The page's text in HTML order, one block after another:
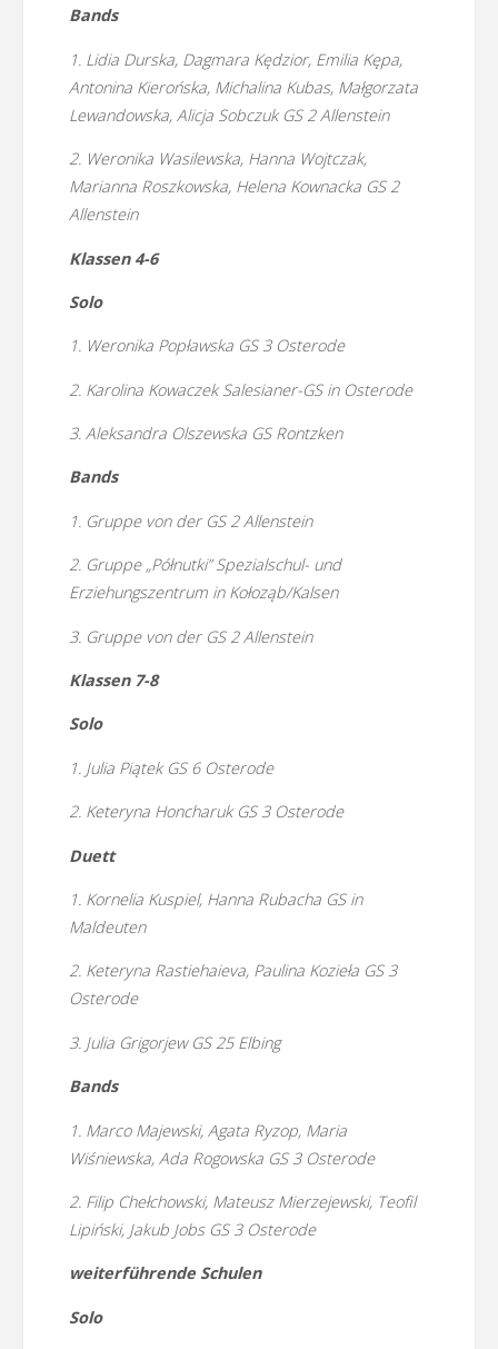
Bands
1. Lidia Durska, Dagmara Kędzior, Emilia Kępa,
Antonina Kierońska, Michalina Kubas, Małgorzata
Lewandowska, Alicja Sobczuk GS 2 Allenstein
2. Weronika Wasilewska, Hanna Wojtczak,
Marianna Roszkowska, Helena Kownacka GS 2
Allenstein
Klassen 4-6
Solo
1. Weronika Popławska GS 3 Osterode
2. Karolina Kowaczek Salesianer-GS in Osterode
3. Aleksandra Olszewska GS Rontzken
Bands
1. Gruppe von der GS 2 Allenstein
2. Gruppe „Półnutki” Spezialschul- und
Erziehungszentrum in Kołoząb/Kalsen
3. Gruppe von der GS 2 Allenstein
Klassen 7-8
Solo
1. Julia Piątek GS 6 Osterode
2. Keteryna Honcharuk GS 3 Osterode
Duett
1. Kornelia Kuspiel, Hanna Rubacha GS in
Maldeuten
2. Keteryna Rastiehaieva, Paulina Kozieła GS 3
Osterode
3. Julia Grigorjew GS 25 Elbing
Bands
1. Marco Majewski, Agata Ryzop, Maria
Wiśniewska, Ada Rogowska GS 3 Osterode
2. Filip Chełchowski, Mateusz Mierzejewski, Teofil
Lipiński, Jakub Jobs GS 3 Osterode
weiterführende Schulen
Solo